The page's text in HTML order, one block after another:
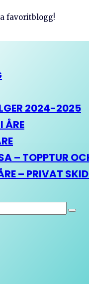
favoritblogg!
2024-2025
ÅRE
– TOPPTUR
– PRIVAT